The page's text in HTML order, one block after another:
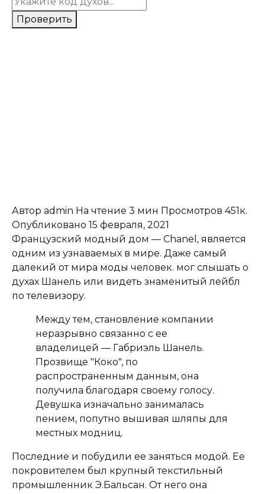
Проверить
Автор admin На чтение 3 мин Просмотров 451к.
Опубликовано 15 февраля, 2021
Французский модный дом — Chanel, является
одним из узнаваемых в мире. Даже самый
далекий от мира моды человек. мог слышать о
духах Шанель или видеть знаменитый лейбл
по телевизору.
Между тем, становление компании
неразрывно связанно с ее
владелицей — Габриэль Шанель.
Прозвище "Коко", по
распространенным данным, она
получила благодаря своему голосу.
Девушка изначально занималась
пением, попутно вышивая шляпы для
местных модниц.
Последние и побудили ее заняться модой. Ее
покровителем был крупный текстильный
промышленник Э.Бальсан. От него она